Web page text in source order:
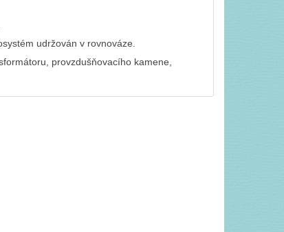
udržován v rovnováze.
provzdušňovacího kamene,